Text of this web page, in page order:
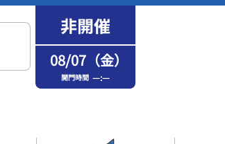
08/07（金）
開門時間 —:—